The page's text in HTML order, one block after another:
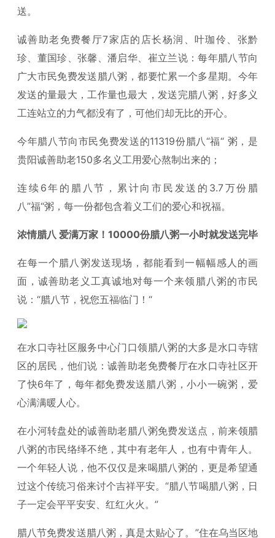
送。
诚善助老免费餐厅7家店的店长杨润、叶珈伶、张黔
珍、董国珍、张馨、潘启华、崔立兰说：每年腊八节向
广大市民免费发送腊八粥，都要忙累一个多星期。今年
发送的量最大，工作量也最大，发送完腊八粥，好多义
工连站立的力气都没有了，可他们却无比的开心。
今年腊八节向市民免费发送的11319份腊八“福“ 粥，是
贵阳诚善助老150多名义工用爱心熬制出来的；
连续6年的腊八节，累计向市民发送的3.7万份腊
八”福“粥，每一份都包含着义工们的爱心和祝福。
浓情腊八 爱满万家！10000份腊八粥一小时就发送完毕
在每一个腊八粥发送现场，都能看到一幅幅感人的画
面，诚善助老义工真诚地对每一个来领腊八粥的市民
说：“腊八节，祝您五福临门！“
在水口寺社区服务中心门口领腊八粥的大多是水口寺辖
区的居民，他们说：诚善助老免费餐厅在水口寺社区开
了快6年了，每年都免费发送腊八粥，小小一碗粥，爱
心满满暖人心。
在小河转盘处的诚善助老腊八粥免费发送点，前来领腊
八粥的市民络绎不绝，其中有老年人，也有中青年人。
一个年轻人说，他不仅仅是来喝腊八粥的，更是希望通
过这个传统习俗来讨个吉祥平安。“腊八节喝腊八粥，日
子一定会平平安安、红红火火。”
腊八节免费发送腊八粥，真是太贴心了。”住在乌当区地